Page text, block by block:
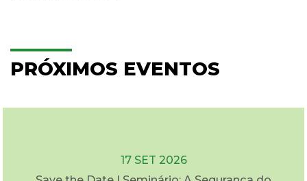
PRÓXIMOS EVENTOS
17 SET 2026